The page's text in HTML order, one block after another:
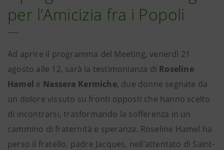
per l’Amicizia fra i Popoli
Ad aprire il programma del Meeting, venerdì 21
agosto alle 12, sarà la testimonianza di Roseline
Hamel e Nassera Kermiche, due donne segnate da
un dolore vissuto su fronti opposti che hanno scelto
di incontrarsi, trasformando la sofferenza in un
cammino di fraternità e speranza. Roseline Hamel ha
perso il fratello, padre Jacques, nell’attentato di Saint-